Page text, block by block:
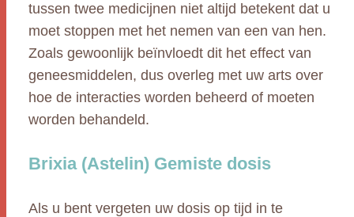
tussen twee medicijnen niet altijd betekent dat u
moet stoppen met het nemen van een van hen.
Zoals gewoonlijk beïnvloedt dit het effect van
geneesmiddelen, dus overleg met uw arts over
hoe de interacties worden beheerd of moeten
worden behandeld.
Brixia (Astelin) Gemiste dosis
Als u bent vergeten uw dosis op tijd in te